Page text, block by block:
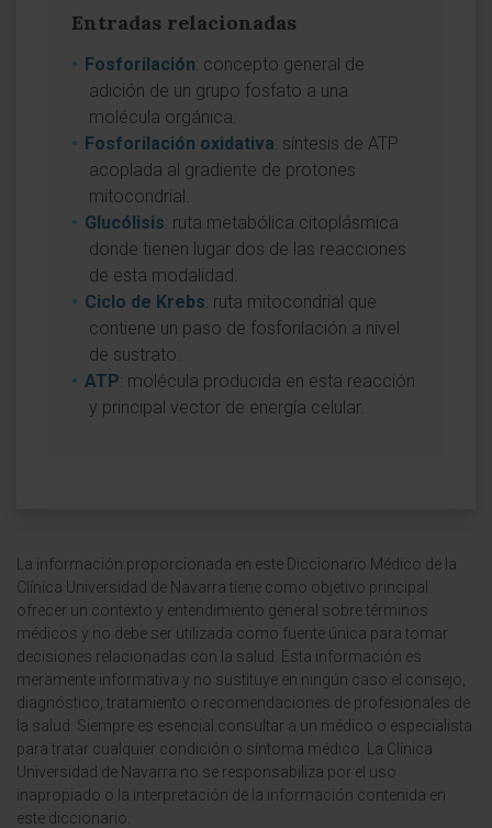
Entradas relacionadas
Fosforilación: concepto general de
adición de un grupo fosfato a una
molécula orgánica.
Fosforilación oxidativa: síntesis de ATP
acoplada al gradiente de protones
mitocondrial.
Glucólisis: ruta metabólica citoplásmica
donde tienen lugar dos de las reacciones
de esta modalidad.
Ciclo de Krebs: ruta mitocondrial que
contiene un paso de fosforilación a nivel
de sustrato.
ATP: molécula producida en esta reacción
y principal vector de energía celular.
La información proporcionada en este Diccionario Médico de la
Clínica Universidad de Navarra tiene como objetivo principal
ofrecer un contexto y entendimiento general sobre términos
médicos y no debe ser utilizada como fuente única para tomar
decisiones relacionadas con la salud. Esta información es
meramente informativa y no sustituye en ningún caso el consejo,
diagnóstico, tratamiento o recomendaciones de profesionales de
la salud. Siempre es esencial consultar a un médico o especialista
para tratar cualquier condición o síntoma médico. La Clínica
Universidad de Navarra no se responsabiliza por el uso
inapropiado o la interpretación de la información contenida en
este diccionario.